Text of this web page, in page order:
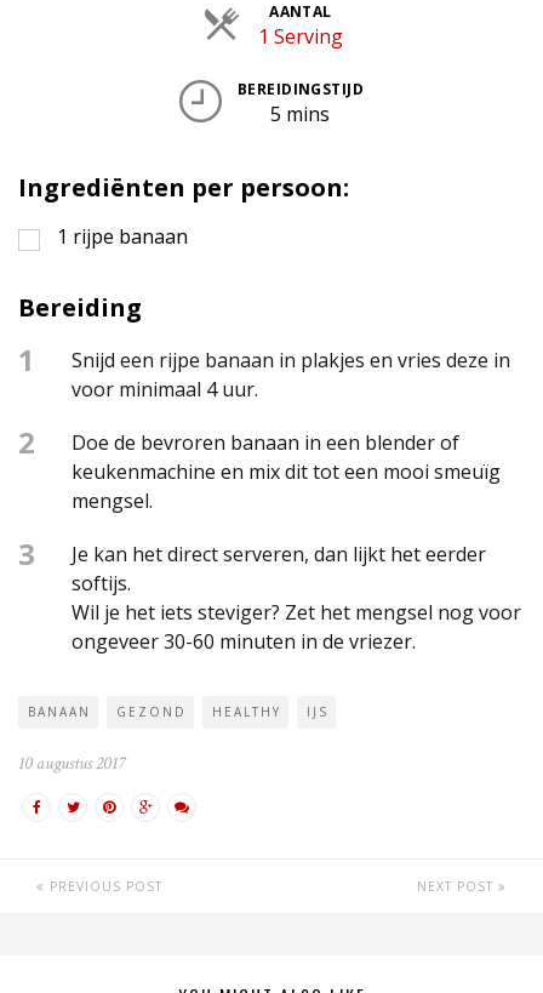
AANTAL
1 ServingPorties
BEREIDINGSTIJD
5 mins
Ingrediënten per persoon:
1 rijpe banaan
Bereiding
1
Snijd een rijpe banaan in plakjes en vries deze in
voor minimaal 4 uur.
2
Doe de bevroren banaan in een blender of
keukenmachine en mix dit tot een mooi smeuïg
mengsel.
3
Je kan het direct serveren, dan lijkt het eerder
softijs.
Wil je het iets steviger? Zet het mengsel nog voor
ongeveer 30-60 minuten in de vriezer.
BANAAN GEZOND HEALTHY IJS
10 augustus 2017
PREVIOUS POST NEXT POST